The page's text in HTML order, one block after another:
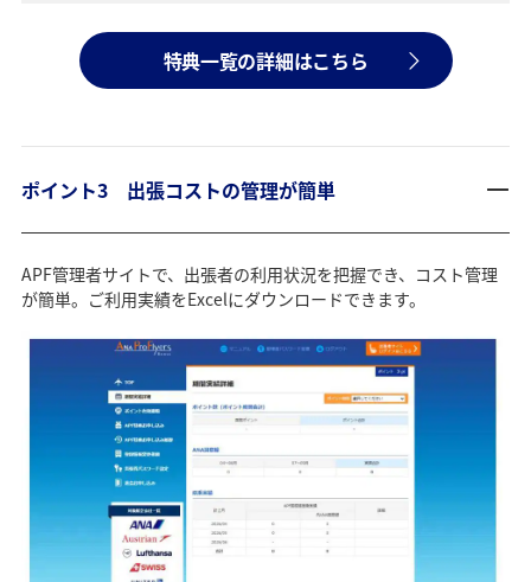
特典一覧の詳細はこちら
ポイント3 出張コストの管理が簡単
APF管理者サイトで、出張者の利用状況を把握でき、コスト管理
が簡単。ご利用実績をExcelにダウンロードできます。